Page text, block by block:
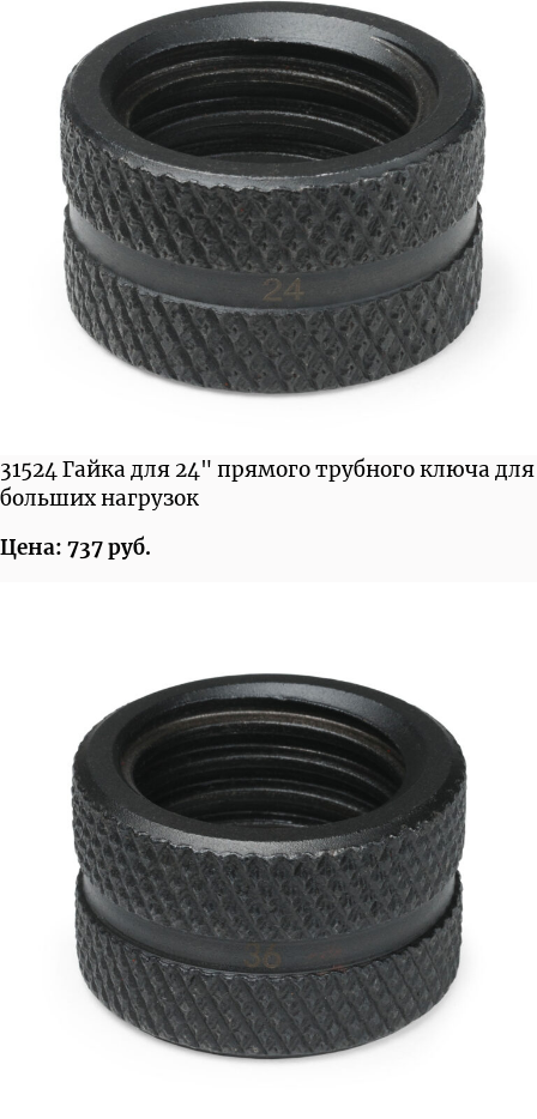
31524 Гайка для 24" прямого трубного ключа для
больших нагрузок
Цена: 737 руб.